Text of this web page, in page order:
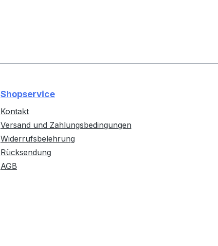
Shopservice
Kontakt
Versand und Zahlungsbedingungen
Widerrufsbelehrung
Rücksendung
AGB